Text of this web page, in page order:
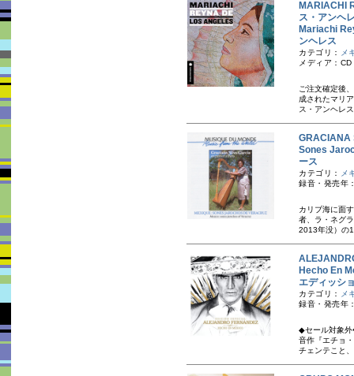
MARIACHI
ス・アンヘ
Mariachi
ンヘレス
カテゴリ：
メ
メディア：CD
ご注文確定後
成されたマリ
ス・アンヘレ
GRACIANA
Sones
ース
カテゴリ：
メ
録音・発売年
カリブ海に面
者、ラ・ネグ
2013年没）の
Hecho En
エディッシ
カテゴリ：
メ
録音・発売年
◆セール対象外
音作『エチョ
チェンテこと